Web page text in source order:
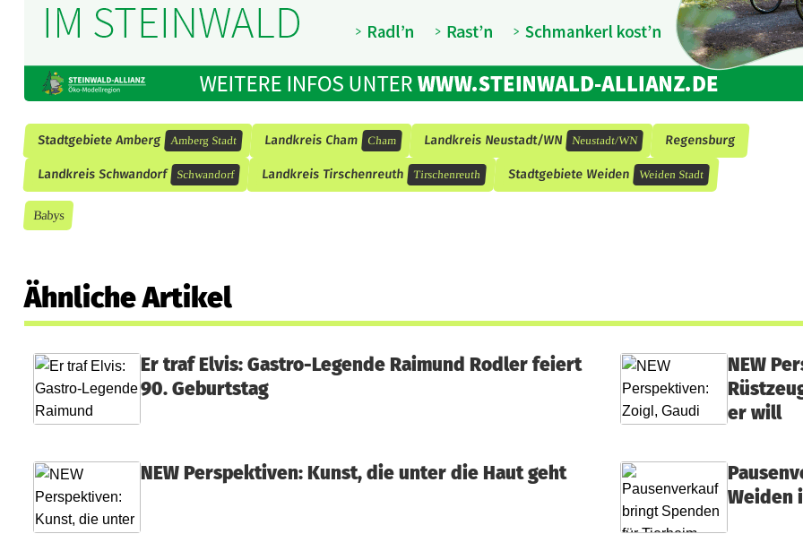
Stadtgebiete Amberg Amberg Stadt Landkreis Cham Cham Landkreis Neustadt/WN Neustadt/WN Regensburg
Landkreis Schwandorf Schwandorf Landkreis Tirschenreuth Tirschenreuth Stadtgebiete Weiden Weiden Stadt
Babys
Ähnliche Artikel
Er traf Elvis: Gastro-Legende Raimund Rodler feiert
90. Geburtstag
NEW
er will
NEW Perspektiven: Kunst, die unter die Haut geht
Weiden